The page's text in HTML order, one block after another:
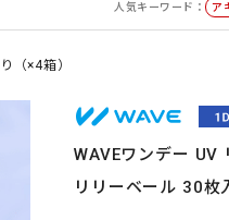
人気キーワード： ア
（×4箱）
WAVEワンデー UV
リリーベール 30枚